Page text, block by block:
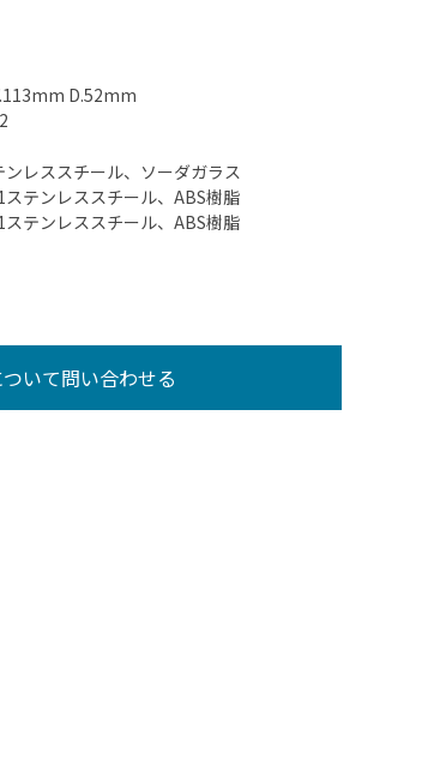
D.52mm
レススチール、ソーダガラス
テンレススチール、ABS樹脂
テンレススチール、ABS樹脂
いて問い合わせる